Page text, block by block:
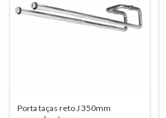
Porta taças reto J 350mm